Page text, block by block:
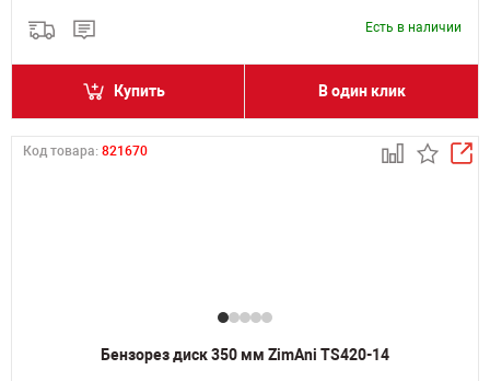
Есть в наличии
Купить В один клик
Код товара: 821670
Бензорез диск 350 мм ZimAni TS420-14